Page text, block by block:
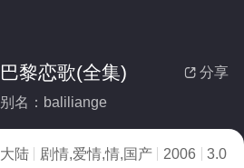
 分享
巴黎恋歌(全集)
别名：baliliange
大陆 剧情,爱情,情,国产 2006
3.0